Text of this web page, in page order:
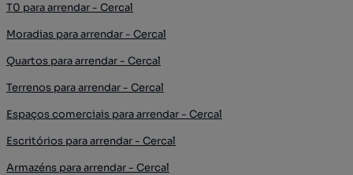
T0 para arrendar - Cercal
Moradias para arrendar - Cercal
Quartos para arrendar - Cercal
Terrenos para arrendar - Cercal
Espaços comerciais para arrendar - Cercal
Escritórios para arrendar - Cercal
Armazéns para arrendar - Cercal